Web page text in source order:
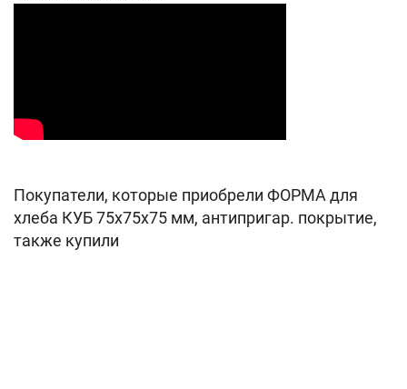
Покупатели, которые приобрели ФОРМА для
хлеба КУБ 75х75х75 мм, антипригар. покрытие,
также купили